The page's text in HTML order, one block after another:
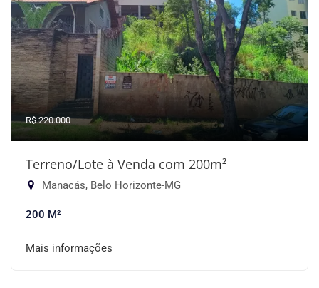
R$ 220.000
Terreno/Lote à Venda com 200m²
Manacás, Belo Horizonte-MG
200 M²
Mais informações